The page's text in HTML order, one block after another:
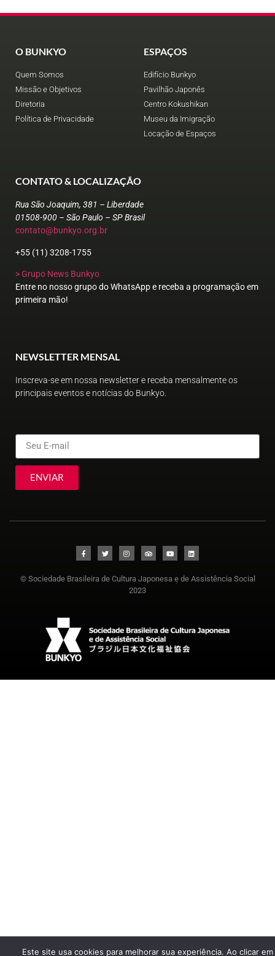
O BUNKYO
Quem Somos
Missão e Objetivos
Diretoria
Política de Privacidade
ESPAÇOS
Edifício Bunkyo
Pavilhão Japonês
Centro Kokushikan
Museu da Imigração
Locação de Espaços
CONTATO & LOCALIZAÇÃO
Rua São Joaquim, 381 – Liberdade
01508-900 – São Paulo – SP Brasil
contato@bunkyo.org.br
+55 (11) 3208-1755
> Grupo News Bunkyo
Entre no nosso grupo do WhatsApp e receba a programação em
primeira mão!
NEWSLETTER MENSAL
Inscreva-se em nossa newsletter e receba mensalmente os
principais eventos e notícias do Bunkyo.
ENVIAR
© Sociedade Brasileira de Cultura Japonesa e de Assistência Social
2023
Este site usa cookies para melhorar sua experiência. Ao clicar em